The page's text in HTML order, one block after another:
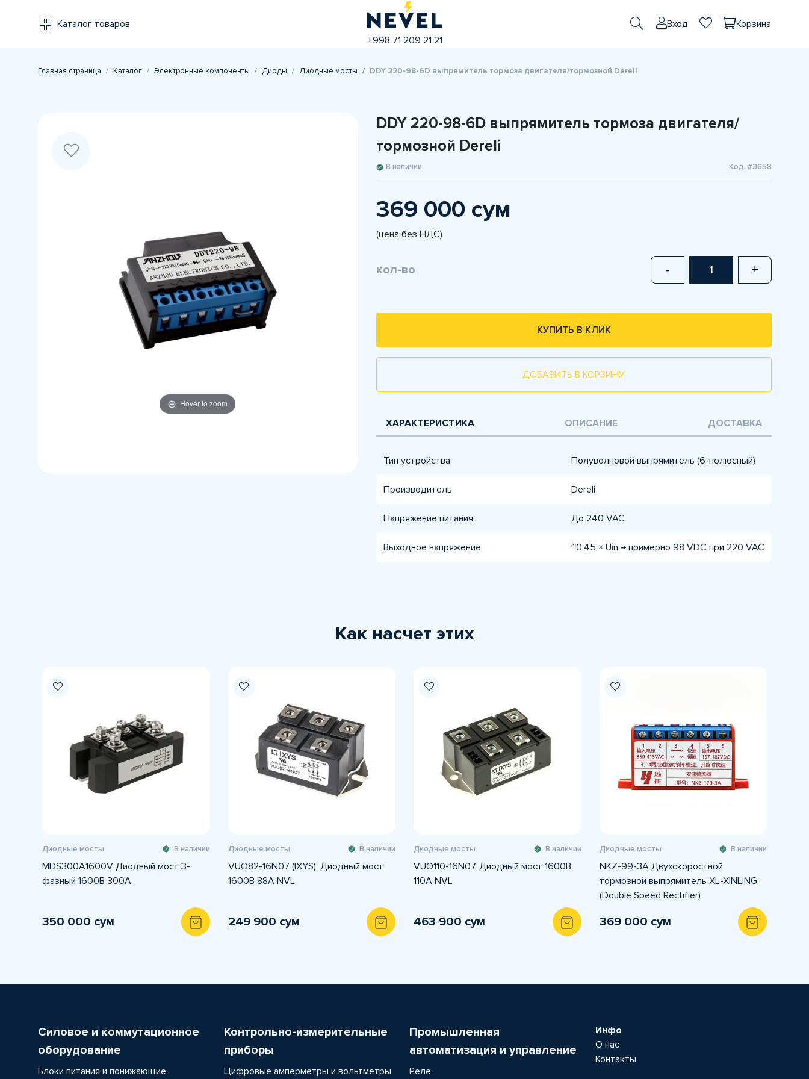
Каталог товаров
+998 71 209 21 21
Вход Корзина
Главная страница Каталог Электронные компоненты Диоды Диодные мосты DDY 220-98-6D выпрямитель тормоза двигателя/тормозной Dereli
Hover to zoom
DDY 220-98-6D выпрямитель тормоза двигателя/
тормозной Dereli
В наличии Код: #3658
369 000 сум
(цена без НДС)
кол-во - +
КУПИТЬ В КЛИК
ДОБАВИТЬ В КОРЗИНУ
ХАРАКТЕРИСТИКА ОПИСАНИЕ ДОСТАВКА
Тип устройства Полуволновой выпрямитель (6-полюсный)
Производитель Dereli
Напряжение питания До 240 VAC
Выходное напряжение ~0,45 × Uin → примерно 98 VDC при 220 VAC
Как насчет этих
Диодные мосты В наличии
MDS300A1600V Диодный мост 3-
фазный 1600В 300А
350 000 сум
Диодные мосты В наличии
VUO82-16N07 (IXYS), Диодный мост
1600В 88А NVL
249 900 сум
Диодные мосты В наличии
VUO110-16N07, Диодный мост 1600В
110А NVL
463 900 сум
Диодные мосты В наличии
NKZ-99-3A Двухскоростной
тормозной выпрямитель XL-XINLING
(Double Speed Rectifier)
369 000 сум
Силовое и коммутационное
оборудование
Блоки питания и понижающие
Контрольно-измерительные
приборы
Цифровые амперметры и вольтметры
Промышленная
автоматизация и управление
Реле
Инфо
О нас
Контакты